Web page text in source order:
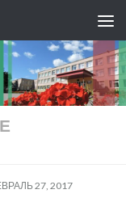
27, 2017